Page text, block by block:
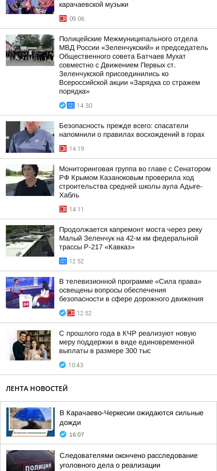
карачаевской музыки
09:06
Полицейские Межмуниципального отдела
МВД России «Зеленчукский» и председатель
Общественного совета Батчаев Мухат
совместно с Движением Первых ст.
Зеленчукской присоединились ко
Всероссийской акции «Зарядка со стражем
порядка»
14:30
Безопасность прежде всего: спасатели
напомнили о правилах восхождений в горах
14:19
Мониторинговая группа во главе с Сенатором
РФ Крымом Казаноковым проверила ход
строительства средней школы аула Адыге-
Хабль
14:11
Продолжается капремонт моста через реку
Малый Зеленчук на 42-м км федеральной
трассы Р-217 «Кавказ»
12:52
В телевизионной программе «Сила права»
освещены вопросы обеспечения
безопасности в сфере дорожного движения
12:52
С прошлого года в КЧР реализуют новую
меру поддержки в виде единовременной
выплаты в размере 300 тыс
10:43
ЛЕНТА НОВОСТЕЙ
В Карачаево-Черкесии ожидаются сильные
дожди
16:07
Следователями окончено расследование
уголовного дела о реализации